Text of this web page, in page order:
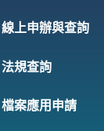
線上申辦與查詢
法規查詢
檔案應用申請